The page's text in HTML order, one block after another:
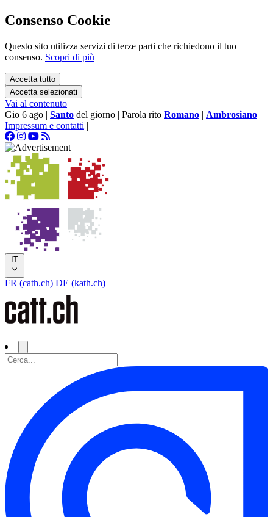
Consenso Cookie
Questo sito utilizza servizi di terze parti che richiedono il tuo
consenso. Scopri di più
Accetta tutto
Accetta selezionati
Vai al contenuto
Gio 6 ago | Santo del giorno | Parola rito Romano | Ambrosiano
Impressum e contatti |
IT
FR (cath.ch) DE (kath.ch)